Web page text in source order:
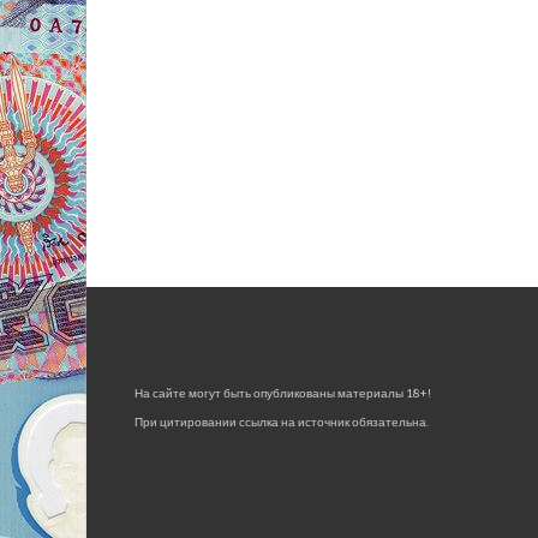
На сайте могут быть опубликованы материалы 18+!
При цитировании ссылка на источник обязательна.